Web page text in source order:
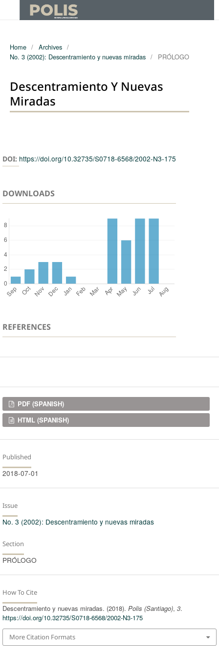
Home / Archives /
No. 3 (2002): Descentramiento y nuevas miradas / PRÓLOGO
Descentramiento Y Nuevas
Miradas
DOI: https://doi.org/10.32735/S0718-6568/2002-N3-175
DOWNLOADS
REFERENCES
Downloads
PDF (SPANISH)
HTML (SPANISH)
Published
2018-07-01
Issue
No. 3 (2002): Descentramiento y nuevas miradas
Section
PRÓLOGO
How To Cite
Descentramiento y nuevas miradas. (2018). Polis (Santiago), 3.
https://doi.org/10.32735/S0718-6568/2002-N3-175
More Citation Formats